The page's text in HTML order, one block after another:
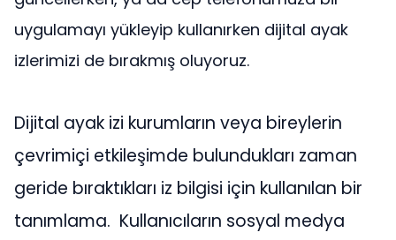
uygulamayı yükleyip kullanırken dijital ayak
izlerimizi de bırakmış oluyoruz.
Dijital ayak izi kurumların veya bireylerin
çevrimiçi etkileşimde bulundukları zaman
geride bıraktıkları iz bilgisi için kullanılan bir
tanımlama. Kullanıcıların sosyal medya